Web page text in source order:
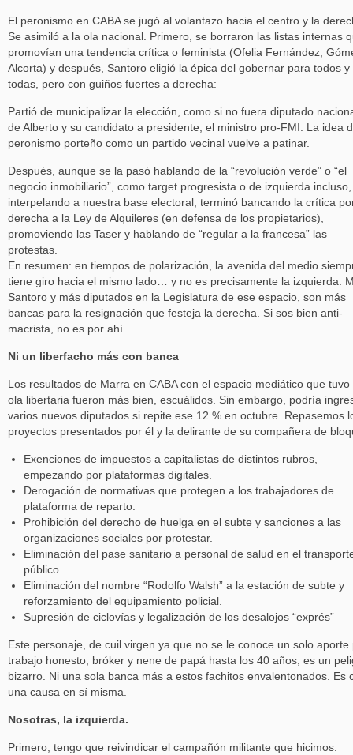
El peronismo en CABA se jugó al volantazo hacia el centro y la
Se asimiló a la ola nacional. Primero, se borraron las listas internas
promovían una tendencia crítica o feminista (Ofelia Fernández,
Alcorta) y después, Santoro eligió la épica del gobernar para todos y
todas, pero con guiños fuertes a derecha:
Partió de municipalizar la elección, como si no fuera diputado
de Alberto y su candidato a presidente, el ministro pro-FMI. La idea
peronismo porteño como un partido vecinal vuelve a patinar.
Después, aunque se la pasó hablando de la “revolución verde” o “el
negocio inmobiliario”, como target progresista o de izquierda incluso,
interpelando a nuestra base electoral, terminó bancando la crítica
derecha a la Ley de Alquileres (en defensa de los propietarios),
promoviendo las Taser y hablando de “regular a la francesa” las
protestas.
En resumen: en tiempos de polarización, la avenida del medio
tiene giro hacia el mismo lado… y no es precisamente la izquierda.
Santoro y más diputados en la Legislatura de ese espacio, son más
bancas para la resignación que festeja la derecha. Si sos bien anti-
macrista, no es por ahí.
Ni un liberfacho más con banca
Los resultados de Marra en CABA con el espacio mediático que tuvo
ola libertaria fueron más bien, escuálidos. Sin embargo, podría
varios nuevos diputados si repite ese 12 % en octubre. Repasemos
proyectos presentados por él y la delirante de su compañera de
Exenciones de impuestos a capitalistas de distintos rubros,
empezando por plataformas digitales.
Derogación de normativas que protegen a los trabajadores de
plataforma de reparto.
Prohibición del derecho de huelga en el subte y sanciones a las
organizaciones sociales por protestar.
Eliminación del pase sanitario a personal de salud en el
público.
Eliminación del nombre “Rodolfo Walsh” a la estación de subte y
reforzamiento del equipamiento policial.
Supresión de ciclovías y legalización de los desalojos “exprés”
Este personaje, de cuil virgen ya que no se le conoce un solo aporte
trabajo honesto, bróker y nene de papá hasta los 40 años, es un
bizarro. Ni una sola banca más a estos fachitos envalentonados. Es
una causa en sí misma.
Nosotras, la izquierda.
Primero, tengo que reivindicar el campañón militante que hicimos.